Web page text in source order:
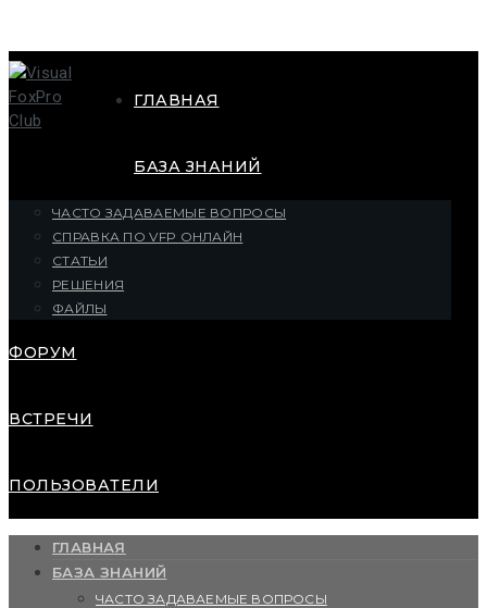
ГЛАВНАЯ
БАЗА ЗНАНИЙ
ЧАСТО ЗАДАВАЕМЫЕ ВОПРОСЫ
СПРАВКА ПО VFP ОНЛАЙН
СТАТЬИ
РЕШЕНИЯ
ФАЙЛЫ
ФОРУМ
ВСТРЕЧИ
ПОЛЬЗОВАТЕЛИ
ГЛАВНАЯ
БАЗА ЗНАНИЙ
ЧАСТО ЗАДАВАЕМЫЕ ВОПРОСЫ